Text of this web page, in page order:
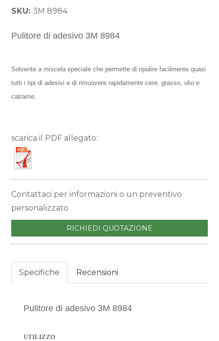
SKU: 3M 8984
Pulitore di adesivo 3M 8984
Solvente a miscela speciale che permette di ripulire facilmente quasi
tutti i tipi di adesivi e di rimuovere rapidamente cere, grasso, olio e
catrame.
scarica il PDF allegato:
Contattaci per informazioni o un preventivo
personalizzato
RICHIEDI QUOTAZIONE
Specifiche Recensioni
Pulitore di adesivo 3M 8984
UTILIZZO